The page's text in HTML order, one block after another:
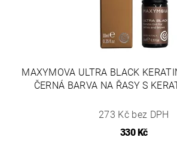
MAXYMOVA ULTRA BLACK
ČERNÁ BARVA NA ŘASY S
273 Kč bez DPH
330 Kč